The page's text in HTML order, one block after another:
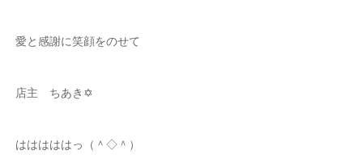
愛と感謝に笑顔をのせて
店主 ちあき✡
はははははっ（＾◇＾）